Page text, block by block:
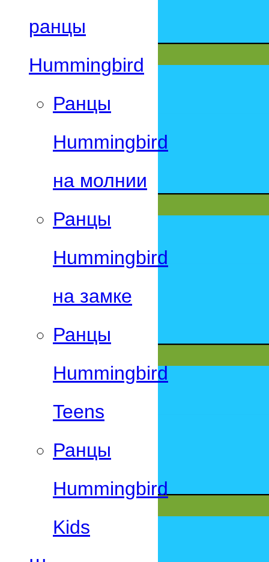
ранцы
Hummingbird
Ранцы
Hummingbird
на молнии
Ранцы
Hummingbird
на замке
Ранцы
Hummingbird
Teens
Ранцы
Hummingbird
Kids